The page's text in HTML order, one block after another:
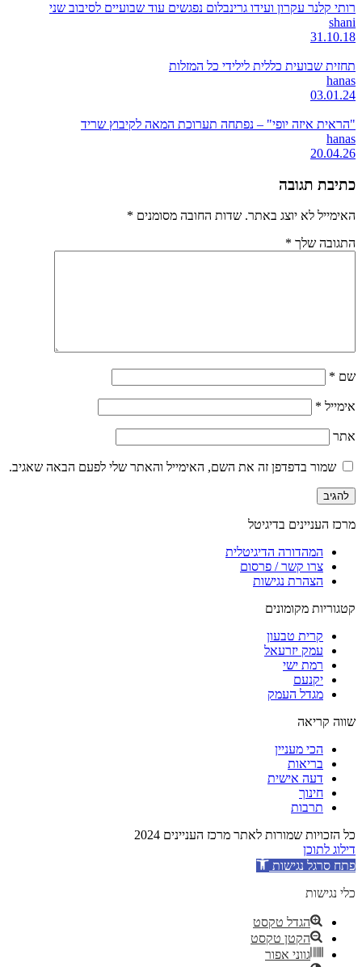
רותי קלנר עקרון ועידו גרינבלום נפגשים עוד שבועיים לסיבוב שני
shani
31.10.18
תחזית שבועית כללית לילידי כל המזלות
hanas
03.01.24
"הראית איזה יופי" – נפתחה תערוכת המאה לקיבוץ שריד
hanas
20.04.26
כתיבת תגובה
האימייל לא יוצג באתר. שדות החובה מסומנים *
התגובה שלך *
שם *
אימייל *
אתר
שמור בדפדפן זה את השם, האימייל והאתר שלי לפעם הבאה שאגיב.
מרכז העניינים בדיגיטל
המהדורה הדיגיטלית
צרו קשר / פרסום
הצהרת נגישות
קטגוריות מקומונים
קרית טבעון
עמק יזרעאל
רמת ישי
יקנעם
מגדל העמק
שווה קריאה
הכי מעניין
בריאות
דעה אישית
חינוך
תרבות
כל הזכויות שמורות לאתר מרכז העניינים 2024
דילוג לתוכן
פתח סרגל נגישות
כלי נגישות
הגדל טקסט
הקטן טקסט
גווני אפור